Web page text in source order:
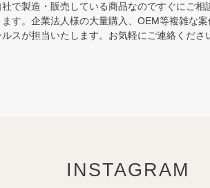
社で製造・販売している商品なのですぐにご相
ます。企業法人様の大量購入、OEM等複雑な
ルスが担当いたします。お気軽にご連絡くださ
INSTAGRAM